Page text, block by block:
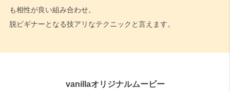
も相性が良い組み合わせ。
脱ビギナーとなる技アリなテクニックと言えます。
vanillaオリジナルムービー